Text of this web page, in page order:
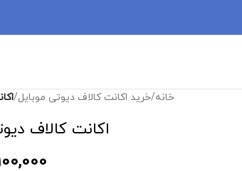
خانه/خرید اکانت کالاف دیوتی موبایل/
اکانت کالاف